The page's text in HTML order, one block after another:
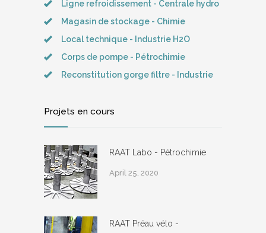
Ligne refroidissement - Centrale hydro
Magasin de stockage - Chimie
Local technique - Industrie H2O
Corps de pompe - Pétrochimie
Reconstitution gorge filtre - Industrie
Projets en cours
RAAT Labo - Pétrochimie
April 25, 2020
RAAT Préau vélo -